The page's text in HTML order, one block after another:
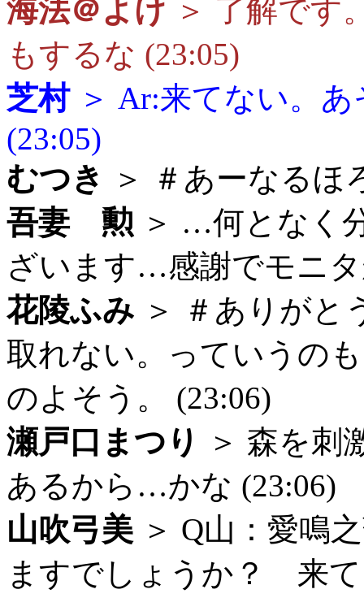
海法＠よけ ＞ 了解です
もするな (23:05)
芝村＞ Ar:来てない。あ
(23:05)
むつき
＞ ＃あーなるほ
吾妻 勲 ＞ …何となく
ざいます…感謝でモニ
花陵ふみ ＞ ＃ありがと
取れない。っていうの
のよそう。 (23:06)
瀬戸口まつり
＞ 森を刺
あるから…かな (23:06)
山吹弓美 ＞ Q山：愛鳴
ますでしょうか？ 来